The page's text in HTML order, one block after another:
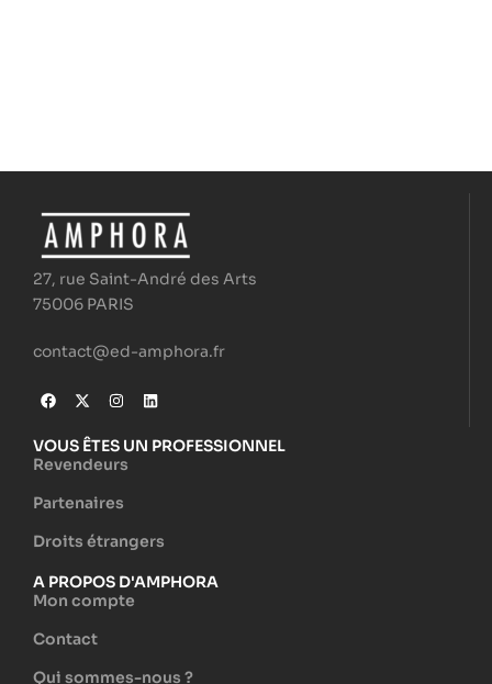
27, rue Saint-André des Arts
75006 PARIS
contact@ed-amphora.fr
VOUS ÊTES UN PROFESSIONNEL
Revendeurs
Partenaires
Droits étrangers
A PROPOS D'AMPHORA
Mon compte
Contact
Qui sommes-nous ?